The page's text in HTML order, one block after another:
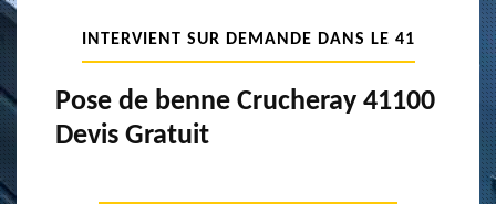
INTERVIENT SUR DEMANDE DANS LE 41
Pose de benne Crucheray 41100
Devis Gratuit